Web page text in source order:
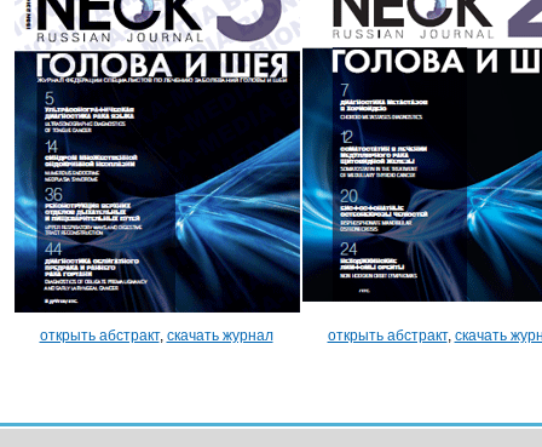
открыть абстракт, скачать журнал открыть абстракт, скачать